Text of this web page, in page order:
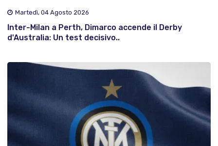
Martedì, 04 Agosto 2026
Inter-Milan a Perth, Dimarco accende il Derby
d'Australia: Un test decisivo..